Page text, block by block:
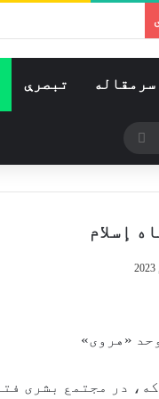
سرمقاله تبصرې
إسلام
«هروی»
در مجتمع بشری